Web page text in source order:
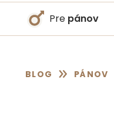
Pre pánov
BLOG » PÁNOV